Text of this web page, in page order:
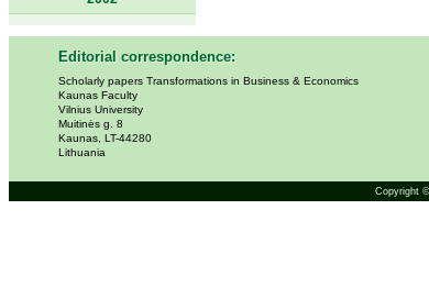
Editorial correspondence:
Scholarly papers Transformations in Business & Economics
Kaunas Faculty
Vilnius University
Muitinės g. 8
Kaunas, LT-44280
Lithuania
Copyright